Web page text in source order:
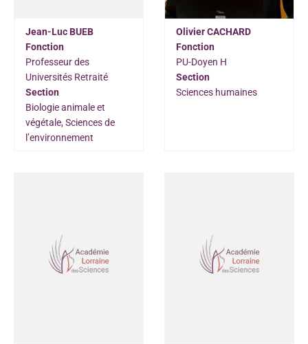
Jean-Luc BUEB
Fonction
Professeur des
Universités Retraité
Section
Biologie animale et
végétale, Sciences de
l’environnement
Olivier CACHARD
Fonction
PU-Doyen H
Section
Sciences humaines